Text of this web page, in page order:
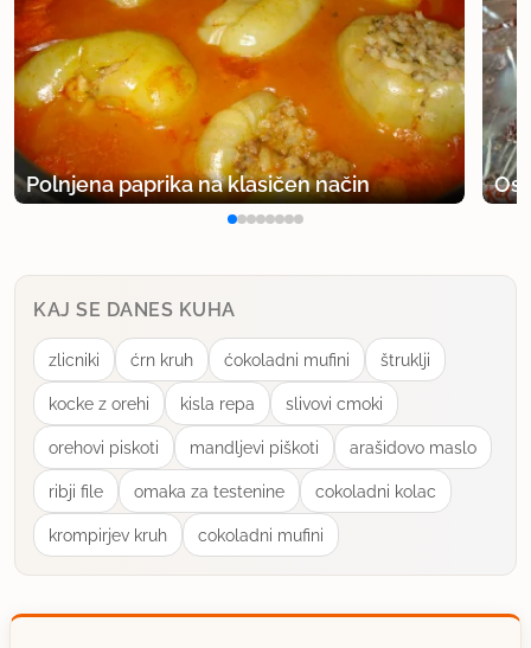
Polnjena paprika na klasičen način
KAJ SE DANES KUHA
zlicniki ćrn kruh ćokoladni mufini štruklji
kocke z orehi kisla repa slivovi cmoki
orehovi piskoti mandljevi piškoti arašidovo maslo
ribji file omaka za testenine cokoladni kolac
krompirjev kruh cokoladni mufini